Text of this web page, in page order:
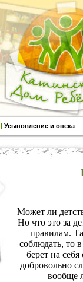
| Усыновление и опека
Может ли
Но что это за
правилам.
соблюдать, то
берет на
добровольно
вообще